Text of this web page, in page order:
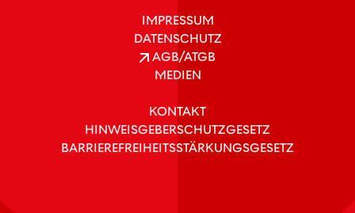
IMPRESSUM
DATENSCHUTZ
AGB/ATGB
MEDIEN
KONTAKT
HINWEISGEBERSCHUTZGESETZ
BARRIEREFREIHEITSSTÄRKUNGSGESETZ